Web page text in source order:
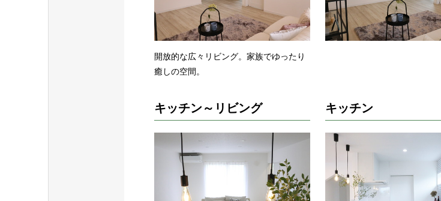
開放的な広々リビング。家族でゆったり
癒しの空間。
キッチン～リビング キッチン